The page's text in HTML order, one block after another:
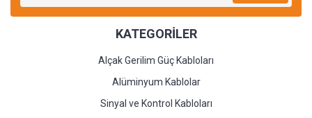
KATEGORİLER
Alçak Gerilim Güç Kabloları
Alüminyum Kablolar
Sinyal ve Kontrol Kabloları